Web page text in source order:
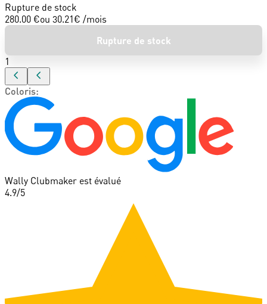
Rupture de stock
280.00 €ou 30.21€ /mois
Rupture de stock
1
Coloris:
Wally Clubmaker est évalué
4.9/5